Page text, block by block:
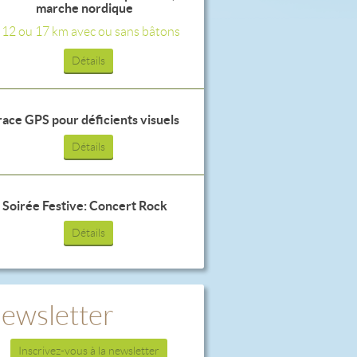
marche nordique
12 ou 17 km avec ou sans bâtons
Détails
GPS pour déficients visuels
Détails
Soirée Festive: Concert Rock
Détails
Inscrivez-vous à la newsletter